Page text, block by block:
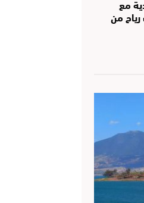
مع
من